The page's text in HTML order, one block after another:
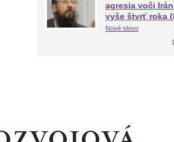
agresia voči
vyše štvrť roka
Nové slovo